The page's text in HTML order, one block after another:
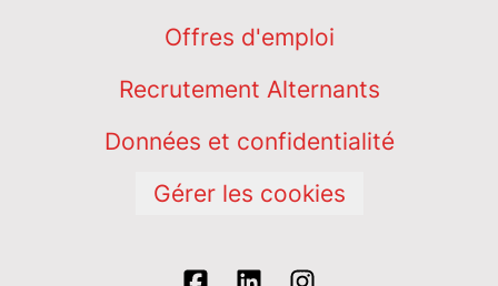
Offres d'emploi
Recrutement Alternants
Données et confidentialité
Gérer les cookies